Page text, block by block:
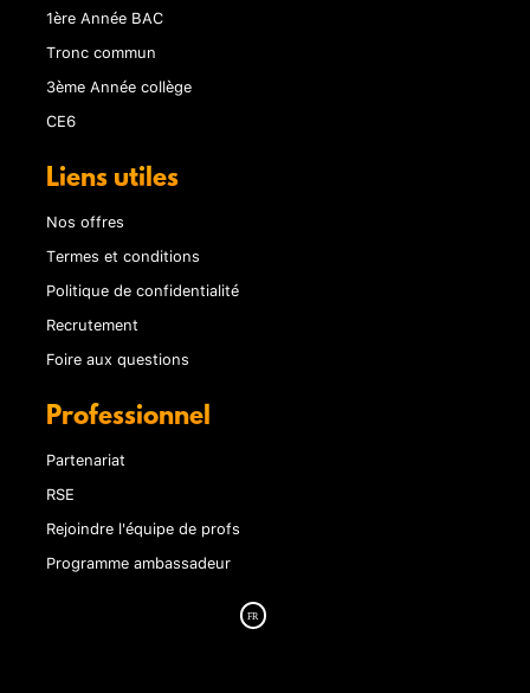
1ère Année BAC
Tronc commun
3ème Année collège
CE6
Liens utiles
Nos offres
Termes et conditions
Politique de confidentialité
Recrutement
Foire aux questions
Professionnel
Partenariat
RSE
Rejoindre l'équipe de profs
Programme ambassadeur